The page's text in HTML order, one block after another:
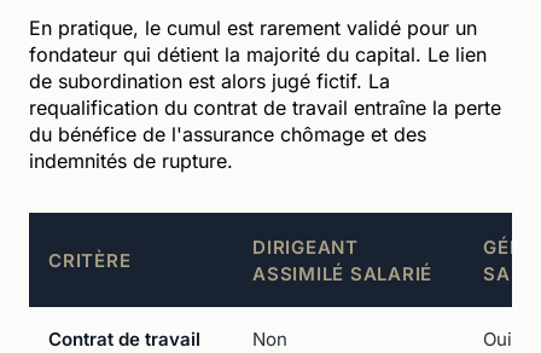
En pratique, le cumul est rarement validé pour un
fondateur qui détient la majorité du capital. Le lien
de subordination est alors jugé fictif. La
requalification du contrat de travail entraîne la perte
du bénéfice de l'assurance chômage et des
indemnités de rupture.
CRITÈRE
DIRIGEANT
ASSIMILÉ SALARIÉ
Contrat de travail Non Oui